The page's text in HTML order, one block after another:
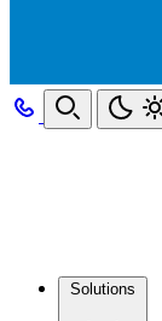
Solutions